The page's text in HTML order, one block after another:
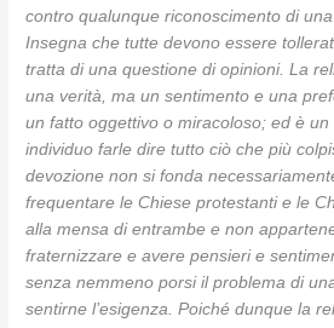
contro qualunque riconoscimento di
Insegna che tutte devono essere
tratta di una questione di opinioni. La
una verità, ma un sentimento e una
un fatto oggettivo o miracoloso; ed è un
individuo farle dire tutto ciò che più
devozione non si fonda
frequentare le Chiese protestanti e le
alla mensa di entrambe e non
fraternizzare e avere pensieri e
senza nemmeno porsi il problema di
sentirne l’esigenza. Poiché dunque la